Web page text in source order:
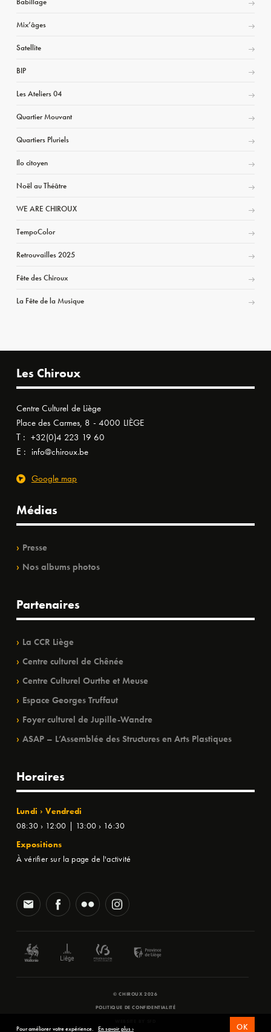
Mix’âges
Satellite
BIP
Les Ateliers 04
Quartier Mouvant
Quartiers Pluriels
Ilo citoyen
Noël au Théâtre
WE ARE CHIROUX
TempoColor
Retrouvailles 2025
Fête des Chiroux
La Fête de la Musique
Les Chiroux
Centre Culturel de Liège
Place des Carmes, 8 - 4000 LIÈGE
T : +32(0)4 223 19 60
E : info@chiroux.be
Google map
Médias
Presse
Nos albums photos
Partenaires
La CCR Liège
Centre culturel de Chênée
Centre Culturel Ourthe et Meuse
Espace Georges Truffaut
Foyer culturel de Jupille-Wandre
ASAP – L’Assemblée des Structures en Arts Plastiques
Horaires
Lundi › Vendredi
08:30 › 12:00 | 13:00 › 16:30
Expositions
À vérifier sur la page de l'activité
© CHIROUX 2026
POLITIQUE DE CONFIDENTIALITÉ
Pour améliorer votre expérience. En savoir plus › OK